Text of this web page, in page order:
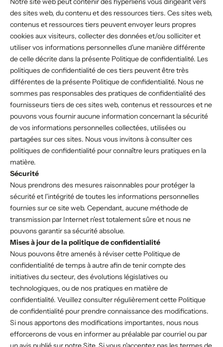
des sites web, du contenu et des ressources tiers. Ces sites web,
contenus et ressources tiers peuvent envoyer leurs propres
cookies aux visiteurs, collecter des données et/ou solliciter et
utiliser vos informations personnelles d'une manière différente
de celle décrite dans la présente Politique de confidentialité. Les
politiques de confidentialité de ces tiers peuvent être très
différentes de la présente Politique de confidentialité. Nous ne
sommes pas responsables des pratiques de confidentialité des
fournisseurs tiers de ces sites web, contenus et ressources et ne
pouvons vous fournir aucune information concernant la sécurité
de vos informations personnelles collectées, utilisées ou
partagées sur ces sites. Nous vous invitons à consulter ces
politiques de confidentialité pour connaître leurs pratiques en la
matière.
Sécurité
Nous prendrons des mesures raisonnables pour protéger la
sécurité et l'intégrité de toutes les informations personnelles
fournies sur ce site web. Cependant, aucune méthode de
transmission par Internet n'est totalement sûre et nous ne
pouvons garantir sa sécurité absolue.
Mises à jour de la politique de confidentialité
Nous pouvons être amenés à réviser cette Politique de
confidentialité de temps à autre afin de tenir compte des
initiatives du secteur, des évolutions législatives ou
technologiques, ou de nos pratiques en matière de
confidentialité. Veuillez consulter régulièrement cette Politique
de confidentialité pour prendre connaissance des modifications.
Si nous apportons des modifications importantes, nous nous
efforcerons de vous en informer au préalable par courriel ou par